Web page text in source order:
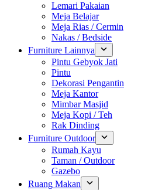
Lemari Pakaian
Meja Belajar
Meja Rias / Cermin
Nakas / Bedside
Furniture Lainnya
Pintu Gebyok Jati
Pintu
Dekorasi Pengantin
Meja Kantor
Mimbar Masjid
Meja Kopi / Teh
Rak Dinding
Furniture Outdoor
Rumah Kayu
Taman / Outdoor
Gazebo
Ruang Makan